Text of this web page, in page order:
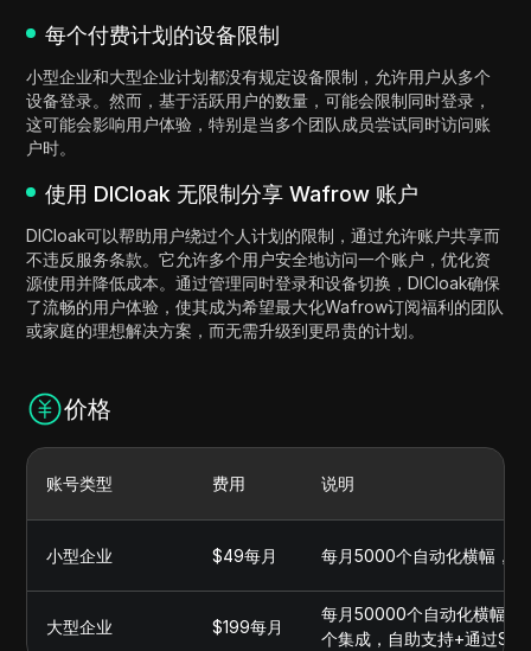
每个付费计划的设备限制
小型企业和大型企业计划都没有规定设备限制，允许用户从多个
设备登录。然而，基于活跃用户的数量，可能会限制同时登录，
这可能会影响用户体验，特别是当多个团队成员尝试同时访问账
户时。
使用 DICloak 无限制分享 Wafrow 账户
DICloak可以帮助用户绕过个人计划的限制，通过允许账户共享而
不违反服务条款。它允许多个用户安全地访问一个账户，优化资
源使用并降低成本。通过管理同时登录和设备切换，DICloak确保
了流畅的用户体验，使其成为希望最大化Wafrow订阅福利的团队
或家庭的理想解决方案，而无需升级到更昂贵的计划。
价格
账号类型 费用 说明
小型企业 $49每月 每月5000个自动化横幅，
大型企业 $199每月
每月50000个自动化横幅，
个集成，自助支持+通过